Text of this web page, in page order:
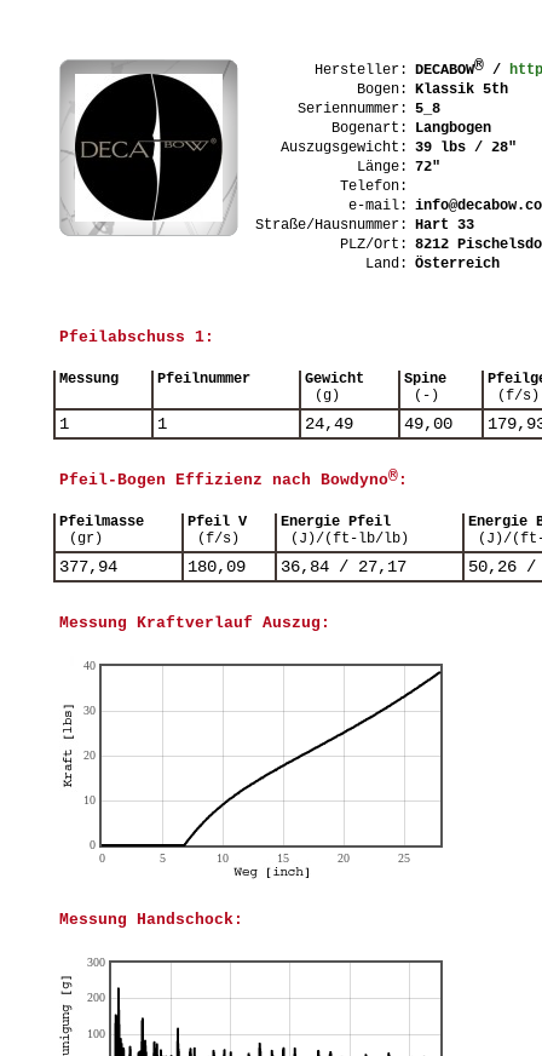
Hersteller: DECABOW® /
Bogen: Klassik 5th
Seriennummer: 5_8
Bogenart:
Langbogen
Auszugsgewicht: 39 lbs / 28"
Länge: 72"
Telefon:
e-mail:
Straße/Hausnummer: Hart 33
PLZ/Ort: 8212
Land: Österreich
Pfeilabschuss 1:
Messung Pfeilnummer
Gewicht
(g)
Spine
(-)
(f/s)
1 1 24,49 49,00
Pfeil-Bogen Effizienz nach Bowdyno® :
Pfeilmasse
(gr)
Pfeil V
(f/s)
Energie Pfeil
(J)/(ft-lb/lb)
Energie
(J)/
377,94 180,09 36,84 / 27,17 50,26 /
Messung Kraftverlauf Auszug:
Messung Handschock: